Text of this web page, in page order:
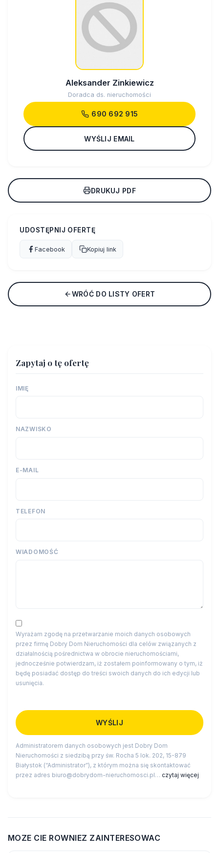
Aleksander Zinkiewicz
Doradca ds. nieruchomości
690 692 915
WYŚLIJ EMAIL
DRUKUJ PDF
UDOSTĘPNIJ OFERTĘ
Facebook Kopiuj link
WRÓĆ DO LISTY OFERT
Zapytaj o tę ofertę
IMIĘ
NAZWISKO
E-MAIL
TELEFON
WIADOMOŚĆ
Wyrażam zgodę na przetwarzanie moich danych osobowych
przez firmę Dobry Dom Nieruchomości dla celów związanych z
działalnością pośrednictwa w obrocie nieruchomościami,
jednocześnie potwierdzam, iż zostałem poinformowany o tym, iż
będę posiadać dostęp do treści swoich danych do ich edycji lub
usunięcia.
Administratorem danych osobowych jest Dobry Dom
Nieruchomości z siedzibą przy św. Rocha 5 lok. 202, 15-879
Białystok (“Administrator”), z którym można się skontaktować
przez adres biuro@dobrydom-nieruchomosci.pl… czytaj więcej
MOZE CIE ROWNIEZ ZAINTERESOWAC